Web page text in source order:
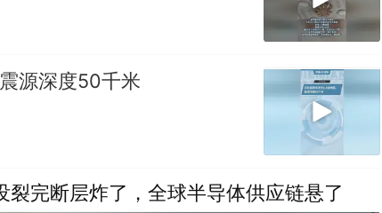
源深度50千米
裂完断层炸了，全球半导体供应链悬了